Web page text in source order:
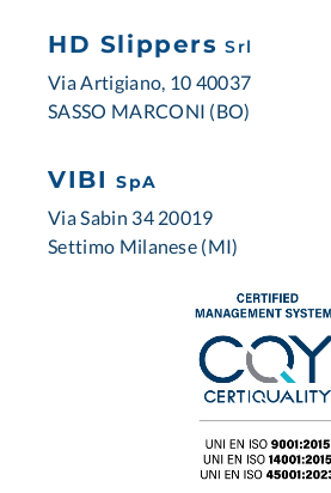
HD Slippers Srl
Via Artigiano, 10 40037
SASSO MARCONI (BO)
VIBI SpA
Via Sabin 34 20019
Settimo Milanese (MI)